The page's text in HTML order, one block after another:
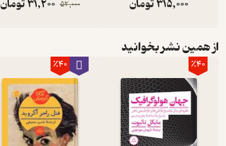
315,000تومان 52,000
31,200تومان
از همین نشر بخوانید
٪40 ٪40